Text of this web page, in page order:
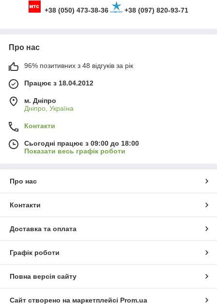
+38 (050) 473-38-36 +38 (097) 820-93-71
Про нас
96% позитивних з 48 відгуків за рік
Працює з 18.04.2012
м. Дніпро
Дніпро, Україна
Контакти
Сьогодні працює з 09:00 до 18:00
Показати весь графік роботи
Про нас
Контакти
Доставка та оплата
Графік роботи
Повна версія сайту
Сайт створено на маркетплейсі Prom.ua